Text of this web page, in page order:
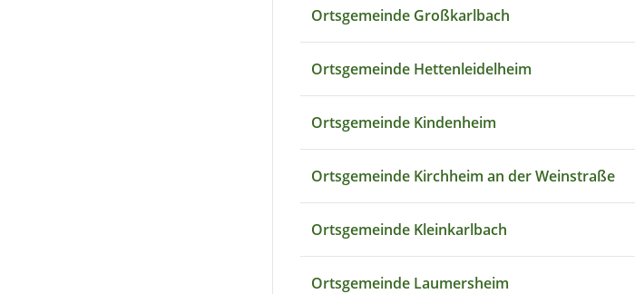
Ortsgemeinde Großkarlbach
Ortsgemeinde Hettenleidelheim
Ortsgemeinde Kindenheim
Ortsgemeinde Kirchheim an der Weinstraße
Ortsgemeinde Kleinkarlbach
Ortsgemeinde Laumersheim